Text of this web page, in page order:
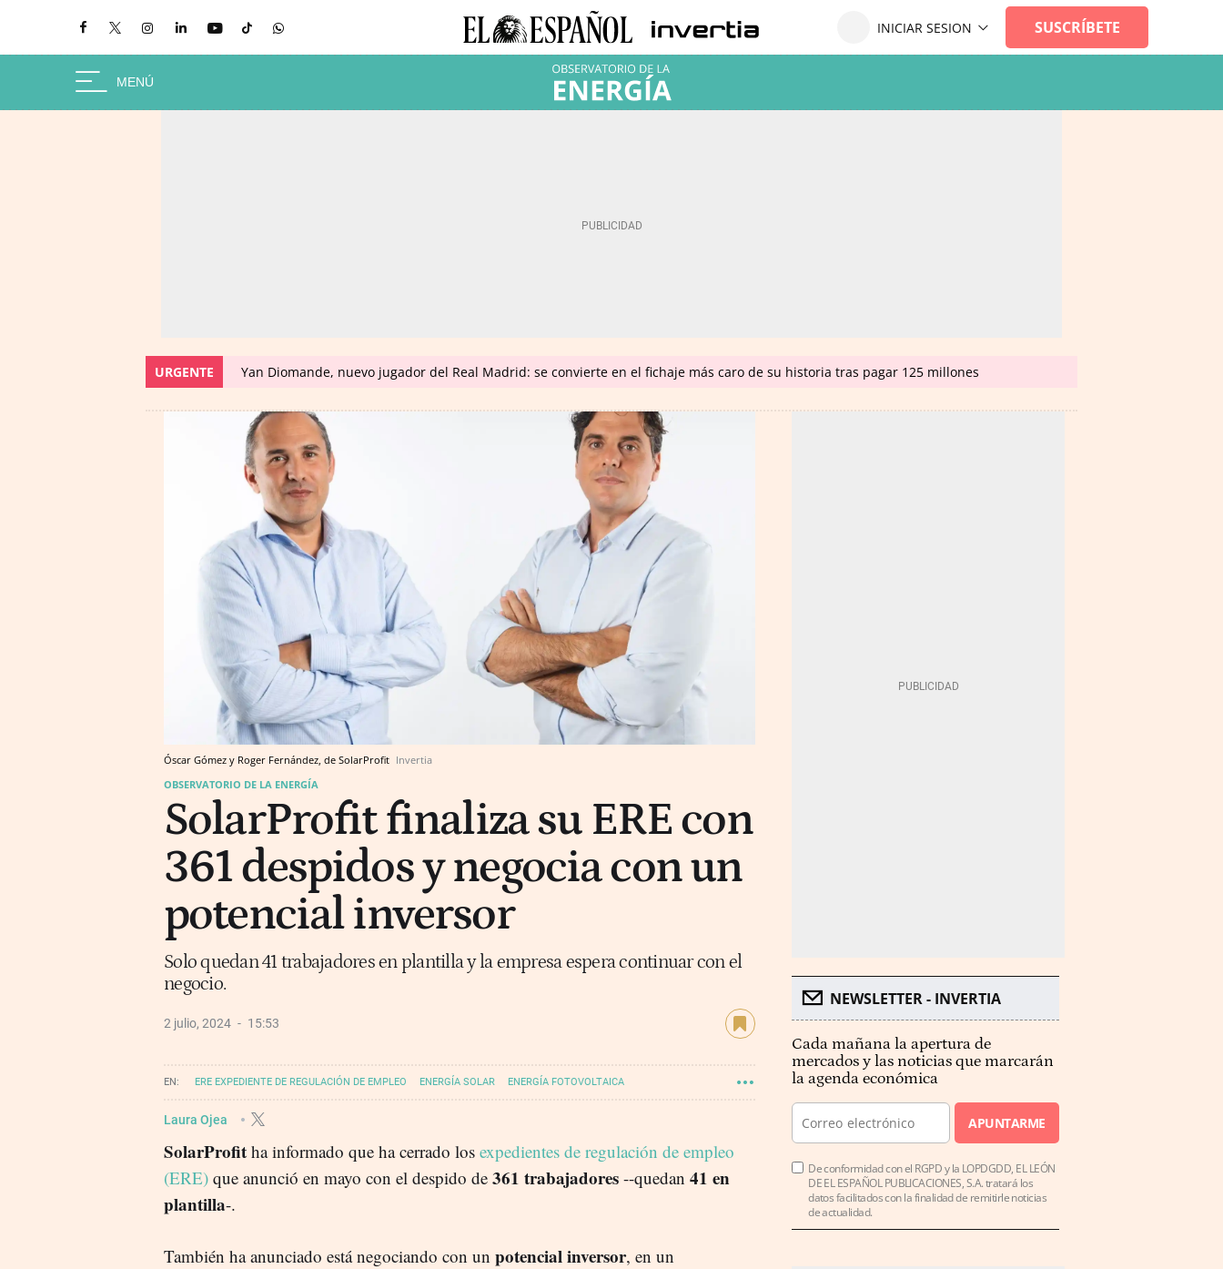
URGENTE Yan Diomande, nuevo jugador del Real Madrid: se convierte en el fichaje más caro de su historia tras pagar 125 millones
Óscar Gómez y Roger Fernández, de SolarProfit Invertia
OBSERVATORIO DE LA ENERGÍA
SolarProfit finaliza su ERE con
361 despidos y negocia con un
potencial inversor
Solo quedan 41 trabajadores en plantilla y la empresa espera continuar con el
negocio.
2 julio, 2024 15:53
ERE EXPEDIENTE DE REGULACIÓN DE EMPLEO ENERGÍA SOLAR ENERGÍA FOTOVOLTAICA
ENERGÍA - RENOVABLES
Laura Ojea
SolarProfit ha informado que ha cerrado los expedientes de regulación de empleo
(ERE) que anunció en mayo con el despido de 361 trabajadores --quedan 41 en
plantilla-.
También ha anunciado está negociando con un potencial inversor, en un
NEWSLETTER - INVERTIA
Cada mañana la apertura de
mercados y las noticias que marcarán
la agenda económica
APUNTARME
De conformidad con el RGPD y la LOPDGDD, EL LEÓN
DE EL ESPAÑOL PUBLICACIONES, S.A. tratará los
datos facilitados con la finalidad de remitirle noticias
de actualidad.